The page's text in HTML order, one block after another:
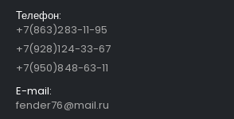
Телефон:
+7(863)283-11-95
+7(928)124-33-67
+7(950)848-63-11
E-mail:
fender76@mail.ru